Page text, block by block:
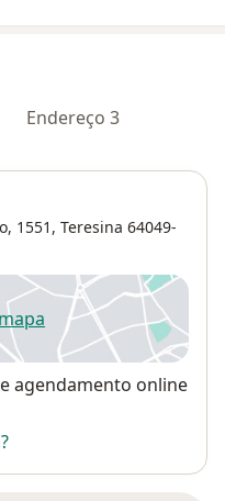
Endereço 3
1551, Teresina 64049-
num novo separador
agendamento online